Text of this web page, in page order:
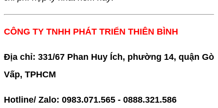
CÔNG TY TNHH PHÁT TRIỂN THIÊN BÌNH
Địa chỉ: 331/67 Phan Huy Ích, phường 14, quận Gò
Vấp, TPHCM
Hotline/ Zalo: 0983.071.565 - 0888.321.586